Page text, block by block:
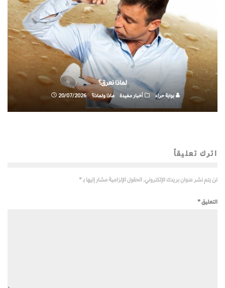
لماذا نعرق؟
بوابة حراء أخبار مفيدة ماذا ولماذا؟ 20/07/2026
اترك تعليقاً
لن يتم نشر عنوان بريدك الإلكتروني. الحقول الإلزامية مشار إليها بـ*
التعليق*